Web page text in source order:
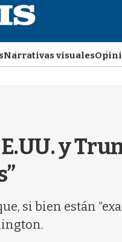
Narrativas visuales
y
si bien están